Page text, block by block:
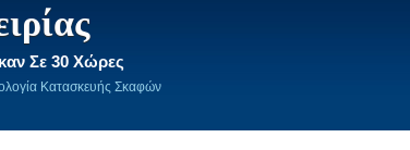
Σε 30 Χώρες
Κατασκευής Σκαφών